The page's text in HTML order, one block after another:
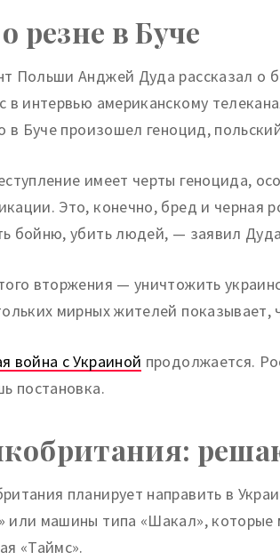
резне в Буче
Польши Анджей Дуда рассказал о
в интервью американскому
в Буче произошел геноцид,
имеет черты геноцида,
Это, конечно, бред и черная
бойню, убить людей, — заявил
вторжения — уничтожить
мирных жителей
война с Украиной продолжается.
постановка.
планирует направить в
или машины типа «Шакал», которые
«Таймс».